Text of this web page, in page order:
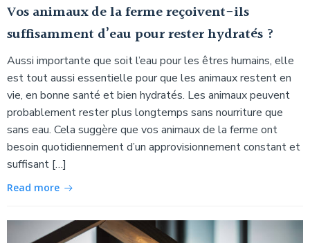
Vos animaux de la ferme reçoivent-ils
suffisamment d’eau pour rester hydratés ?
Aussi importante que soit l’eau pour les êtres humains, elle
est tout aussi essentielle pour que les animaux restent en
vie, en bonne santé et bien hydratés. Les animaux peuvent
probablement rester plus longtemps sans nourriture que
sans eau. Cela suggère que vos animaux de la ferme ont
besoin quotidiennement d’un approvisionnement constant et
suffisant […]
Read more